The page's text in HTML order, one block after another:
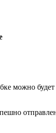
можно будет